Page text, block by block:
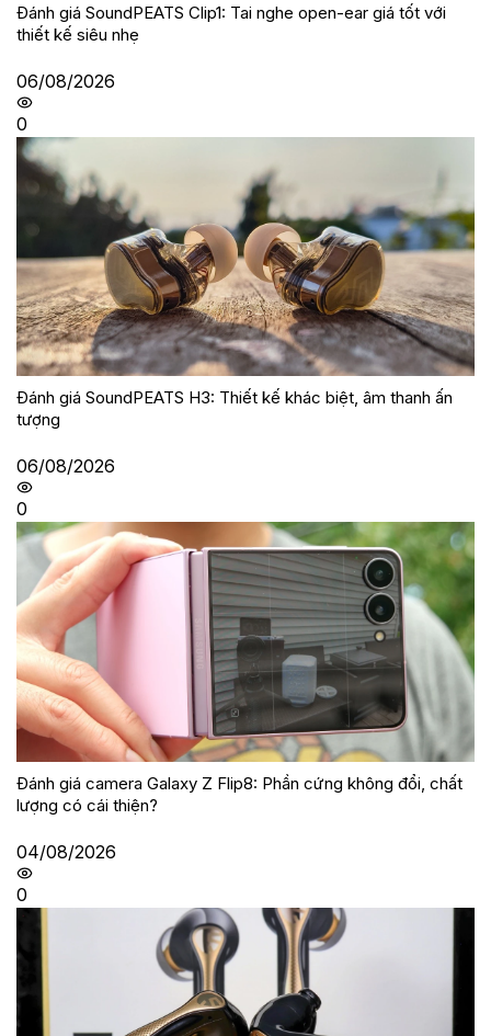
Đánh giá SoundPEATS Clip1: Tai nghe open-ear giá tốt với
thiết kế siêu nhẹ
06/08/2026
0
Đánh giá SoundPEATS H3: Thiết kế khác biệt, âm thanh ấn
tượng
06/08/2026
0
Đánh giá camera Galaxy Z Flip8: Phần cứng không đổi, chất
lượng có cái thiện?
04/08/2026
0